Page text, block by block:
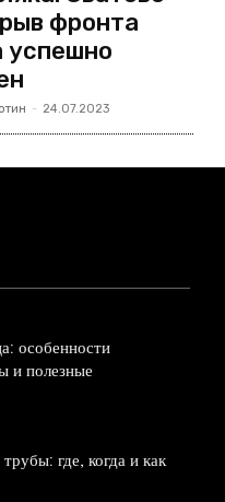
фронта
успешно
- 24.07.2023
особенности
и полезные
где, когда и как